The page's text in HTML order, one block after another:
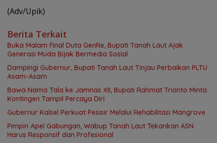
(Adv/Upik)
Berita Terkait
Buka Malam Final Duta GenRe, Bupati Tanah Laut Ajak
Generasi Muda Bijak Bermedia Sosial
Dampingi Gubernur, Bupati Tanah Laut Tinjau Perbaikan PLTU
Asam-Asam
Bawa Nama Tala ke Jamnas XII, Bupati Rahmat Trianto Minta
Kontingen Tampil Percaya Diri
Gubernur Kalsel Perkuat Pesisir Melalui Rehabilitasi Mangrove
Pimpin Apel Gabungan, Wabup Tanah Laut Tekankan ASN
Harus Responsif dan Profesional